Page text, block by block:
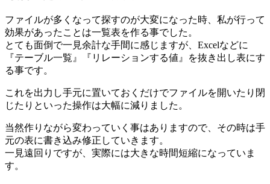
ファイルが多くなって探すのが大変になった時、私が行って
効果があったことは一覧表を作る事でした。
とても面倒で一見余計な手間に感じますが、Excelなどに
『テーブル一覧』『リレーションする値』を抜き出し表にす
る事です。
これを出力し手元に置いておくだけでファイルを開いたり閉
じたりといった操作は大幅に減りました。
当然作りながら変わっていく事はありますので、その時は手
元の表に書き込み修正していきます。
一見遠回りですが、実際には大きな時間短縮になっていま
す。